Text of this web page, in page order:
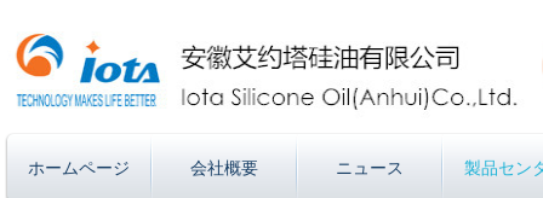
ホームページ 会社概要 ニュース 製品セン